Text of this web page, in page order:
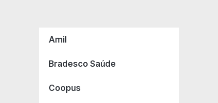
Amil
Bradesco Saúde
Coopus